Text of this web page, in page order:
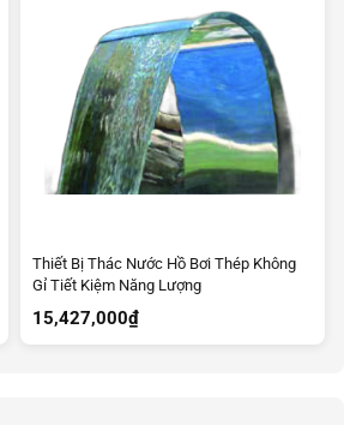
Thiết Bị Thác Nước Hồ Bơi Thép Không
Gỉ Tiết Kiệm Năng Lượng
15,427,000₫